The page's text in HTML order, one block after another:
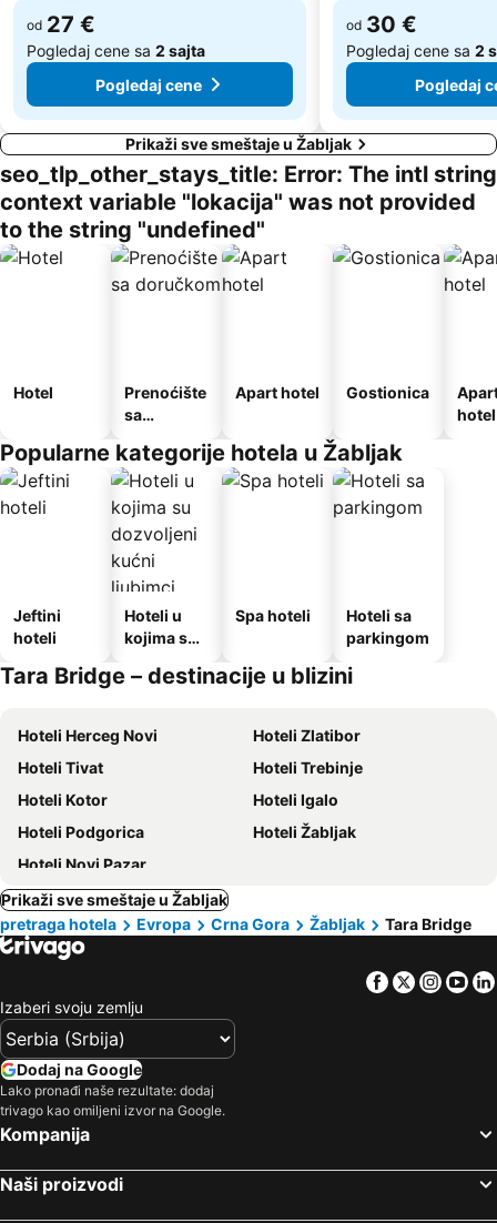
od 27 €
Pogledaj cene sa 2 sajta
Pogledaj cene
od 30 €
Pogledaj cene sa 2
Pogledaj
Prikaži sve smeštaje u Žabljak
seo_tlp_other_stays_title: Error: The intl string
context variable "lokacija" was not provided
to the string "undefined"
Hotel
Prenoćište
sa
Apart hotel Gostionica
hotel
Popularne kategorije hotela u Žabljak
Jeftini
hoteli
Hoteli u
kojima su
kućni
Spa hoteli
Hoteli sa
parkingom
Tara Bridge – destinacije u blizini
Hoteli Herceg Novi
Hoteli Zlatibor
Hoteli Tivat
Hoteli Trebinje
Hoteli Kotor
Hoteli Igalo
Hoteli Podgorica
Hoteli Žabljak
Hoteli Novi Pazar
Prikaži sve smeštaje u Žabljak
pretraga hotela
Evropa Crna Gora Žabljak Tara Bridge
Facebook
Twitter
Izaberi svoju zemlju
Dodaj na Google
Lako pronađi naše rezultate: dodaj
trivago kao omiljeni izvor na Google.
Kompanija
Naši proizvodi